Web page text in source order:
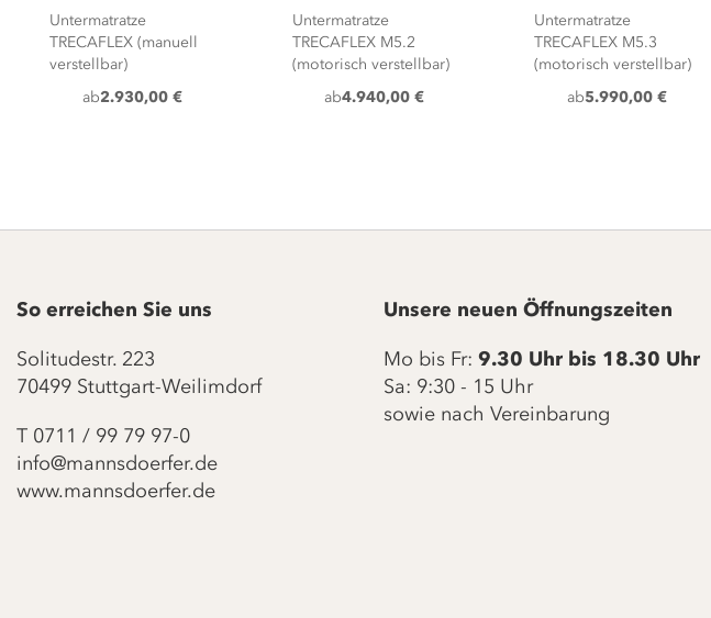
Untermatratze
TRECAFLEX (manuell
verstellbar)
ab2.930,00 €
Untermatratze
TRECAFLEX M5.2
(motorisch verstellbar)
ab4.940,00 €
Untermatratze
TRECAFLEX M5.3
(motorisch verstellbar)
ab5.990,00 €
So erreichen Sie uns
Solitudestr. 223
70499 Stuttgart-Weilimdorf
T 0711 / 99 79 97-0
info@mannsdoerfer.de
www.mannsdoerfer.de
Unsere neuen Öffnungszeiten
Mo bis Fr: 9.30 Uhr bis 18.30 Uhr
Sa: 9:30 - 15 Uhr
sowie nach Vereinbarung